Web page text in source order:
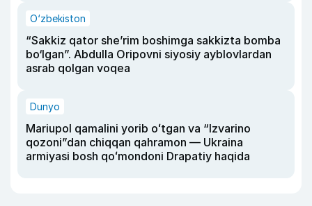
O‘zbekiston
“Sakkiz qator she’rim boshimga sakkizta bomba
bo‘lgan”. Abdulla Oripovni siyosiy ayblovlardan
asrab qolgan voqea
Dunyo
Mariupol qamalini yorib oʻtgan va “Izvarino
qozoni”dan chiqqan qahramon — Ukraina
armiyasi bosh qoʻmondoni Drapatiy haqida